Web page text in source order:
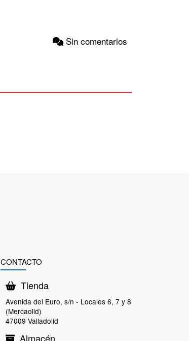
Sin comentarios
CONTACTO
Tienda
Avenida del Euro, s/n - Locales 6, 7 y 8
(Mercaolid)
47009 Valladolid
Almacén